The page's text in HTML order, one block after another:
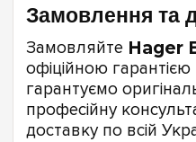
Замовлення та
Замовляйте Hager
офіційною
гарантуємо
професійну
доставку по всій